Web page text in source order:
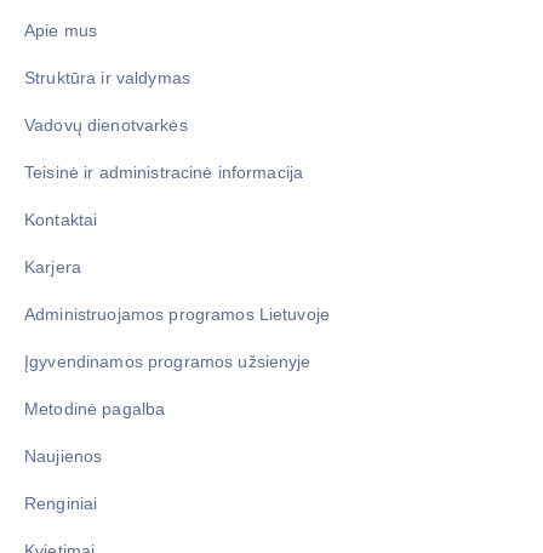
Apie mus
Struktūra ir valdymas
Vadovų dienotvarkės
Teisinė ir administracinė informacija
Kontaktai
Karjera
Administruojamos programos Lietuvoje
Įgyvendinamos programos užsienyje
Metodinė pagalba
Naujienos
Renginiai